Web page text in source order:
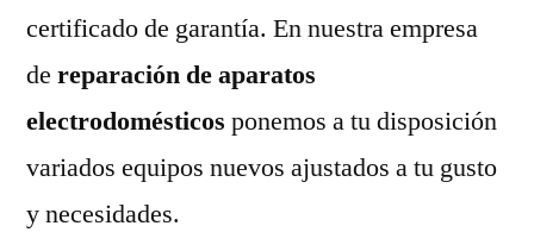
certificado de garantía. En nuestra empresa
de reparación de aparatos
electrodomésticos ponemos a tu disposición
variados equipos nuevos ajustados a tu gusto
y necesidades.